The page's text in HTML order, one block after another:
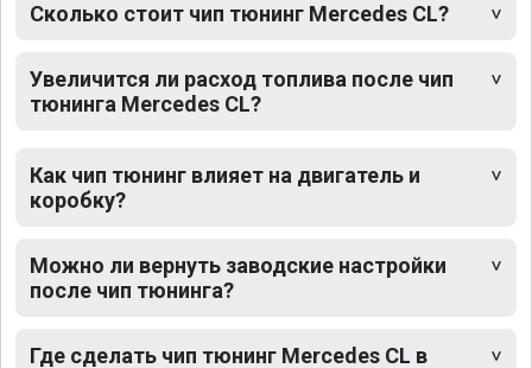
Сколько стоит чип тюнинг Mercedes CL?
Увеличится ли расход топлива после чип
тюнинга Mercedes CL?
Как чип тюнинг влияет на двигатель и
коробку?
Можно ли вернуть заводские настройки
после чип тюнинга?
Где сделать чип тюнинг Mercedes CL в